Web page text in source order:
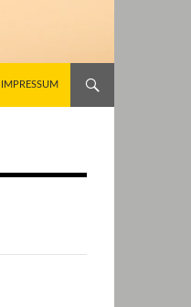
IMPRESSUM